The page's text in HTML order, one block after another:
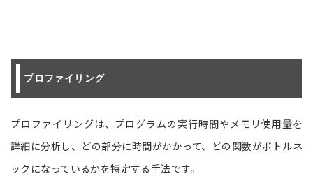
プロファイリング
プロファイリングは、プログラムの実行時間やメモリ使用量を
詳細に分析し、どの部分に時間がかかって、どの関数がボトルネ
ックになっているかを特定する手法です。